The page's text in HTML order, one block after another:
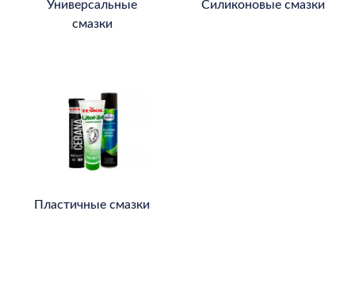
Универсальные
смазки
Силиконовые смазки
Пластичные смазки